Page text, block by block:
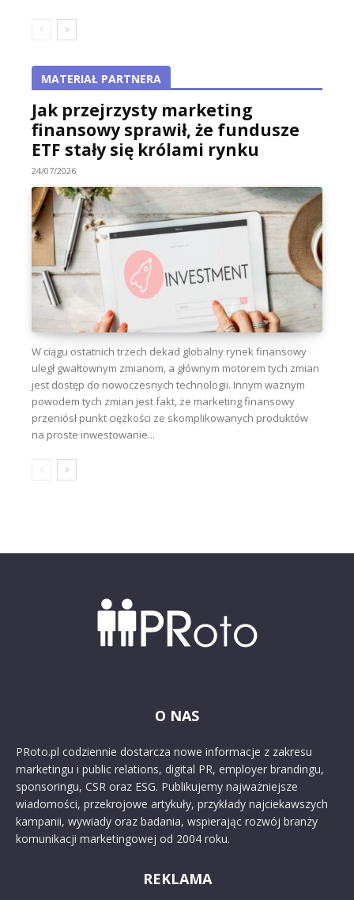
MATERIAŁ PARTNERA
Jak przejrzysty marketing
finansowy sprawił, że fundusze
ETF stały się królami rynku
24/07/2026
W ciągu ostatnich trzech dekad globalny rynek finansowy
uległ gwałtownym zmianom, a głównym motorem tych zmian
jest dostęp do nowoczesnych technologii. Innym ważnym
powodem tych zmian jest fakt, że marketing finansowy
przeniósł punkt ciężkości ze skomplikowanych produktów
na proste inwestowanie...
O NAS
PRoto.pl codziennie dostarcza nowe informacje z zakresu
marketingu i public relations, digital PR, employer brandingu,
sponsoringu, CSR oraz ESG. Publikujemy najważniejsze
wiadomości, przekrojowe artykuły, przykłady najciekawszych
kampanii, wywiady oraz badania, wspierając rozwój branży
komunikacji marketingowej od 2004 roku.
REKLAMA